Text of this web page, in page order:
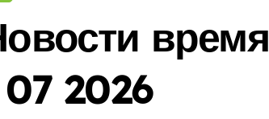
время
2026